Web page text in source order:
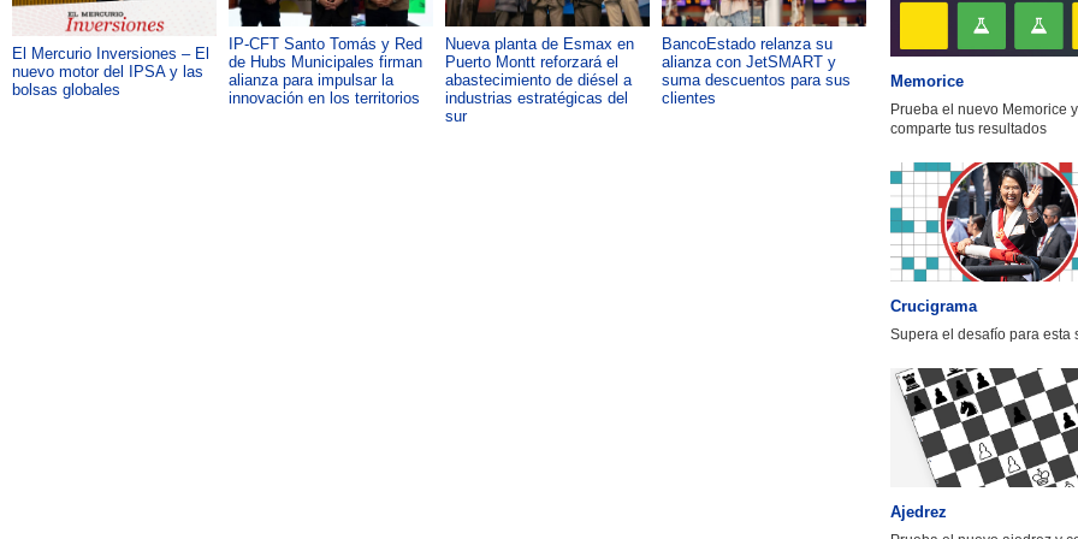
El Mercurio Inversiones – El
nuevo motor del IPSA y las
bolsas globales
IP-CFT Santo Tomás y Red
de Hubs Municipales firman
alianza para impulsar la
innovación en los territorios
Nueva planta de Esmax en
Puerto Montt reforzará el
abastecimiento de diésel a
industrias estratégicas del
sur
BancoEstado relanza su
alianza con JetSMART y
suma descuentos para sus
clientes
desarrollo país: OTIC de la
CChC lanza podcast sobre el
Memorice
Prueba el nuevo Memorice y
comparte tus resultados
Crucigrama
Supera el desafío para esta
Ajedrez